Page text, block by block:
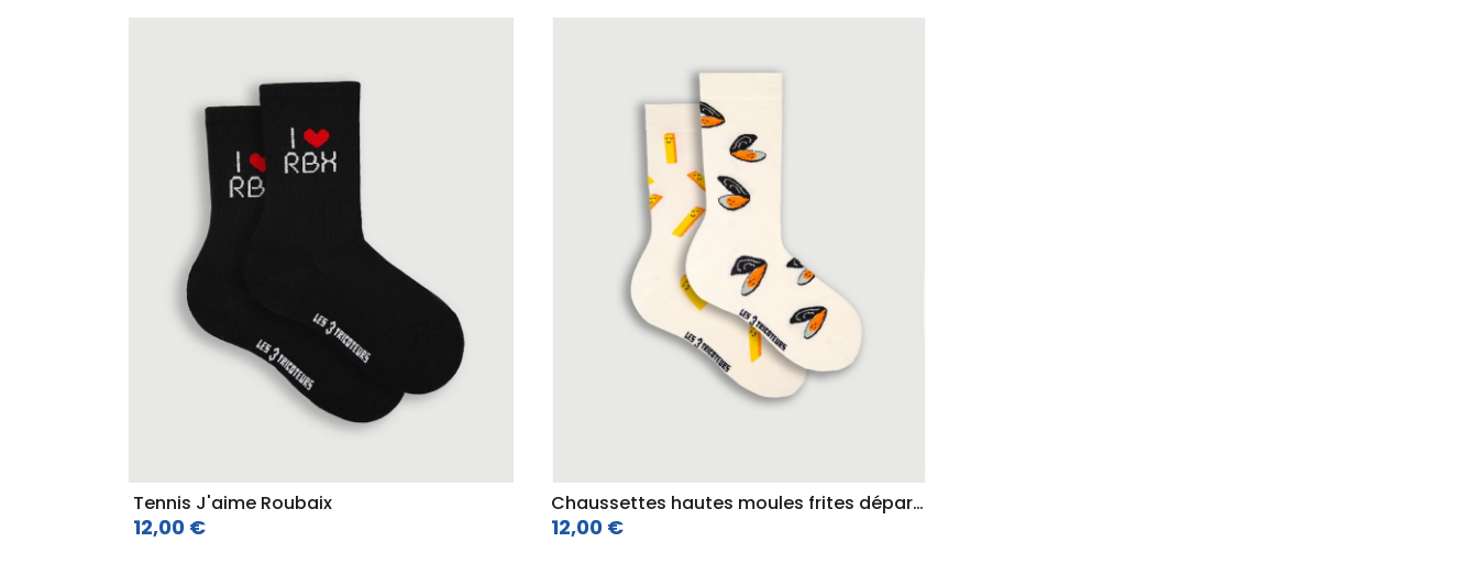
Tennis J'aime Roubaix
12,00 €
Chaussettes hautes moules frites dépareillées
12,00 €